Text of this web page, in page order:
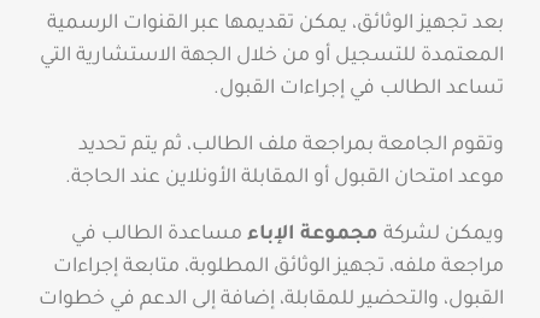
بعد تجهيز الوثائق، يمكن تقديمها عبر القنوات الرسمية
المعتمدة للتسجيل أو من خلال الجهة الاستشارية التي
تساعد الطالب في إجراءات القبول.
وتقوم الجامعة بمراجعة ملف الطالب، ثم يتم تحديد
موعد امتحان القبول أو المقابلة الأونلاين عند الحاجة.
ويمكن لشركة مجموعة الإباءمساعدة الطالب في
مراجعة ملفه، تجهيز الوثائق المطلوبة، متابعة إجراءات
القبول، والتحضير للمقابلة، إضافة إلى الدعم في خطوات